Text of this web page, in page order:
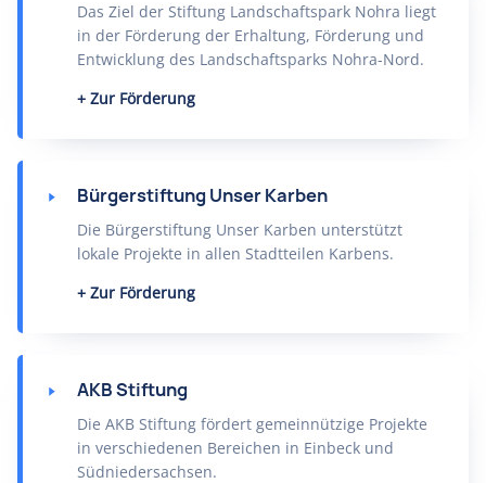
Das Ziel der Stiftung Landschaftspark Nohra liegt
in der Förderung der Erhaltung, Förderung und
Entwicklung des Landschaftsparks Nohra-Nord.
Zur Förderung
Bürgerstiftung Unser Karben
Die Bürgerstiftung Unser Karben unterstützt
lokale Projekte in allen Stadtteilen Karbens.
Zur Förderung
AKB Stiftung
Die AKB Stiftung fördert gemeinnützige Projekte
in verschiedenen Bereichen in Einbeck und
Südniedersachsen.